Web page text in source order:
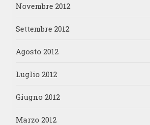
Novembre 2012
Settembre 2012
Agosto 2012
Luglio 2012
Giugno 2012
Marzo 2012